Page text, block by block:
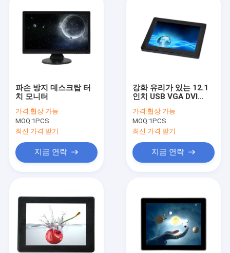
파손 방지 데스크탑 터
치 모니터
가격:협상 가능
MOQ:1PCS
최신 가격 받기
지금 연락
강화 유리가 있는 12.1
인치 USB VGA DVI
가격:협상 가능
MOQ:1PCS
최신 가격 받기
지금 연락